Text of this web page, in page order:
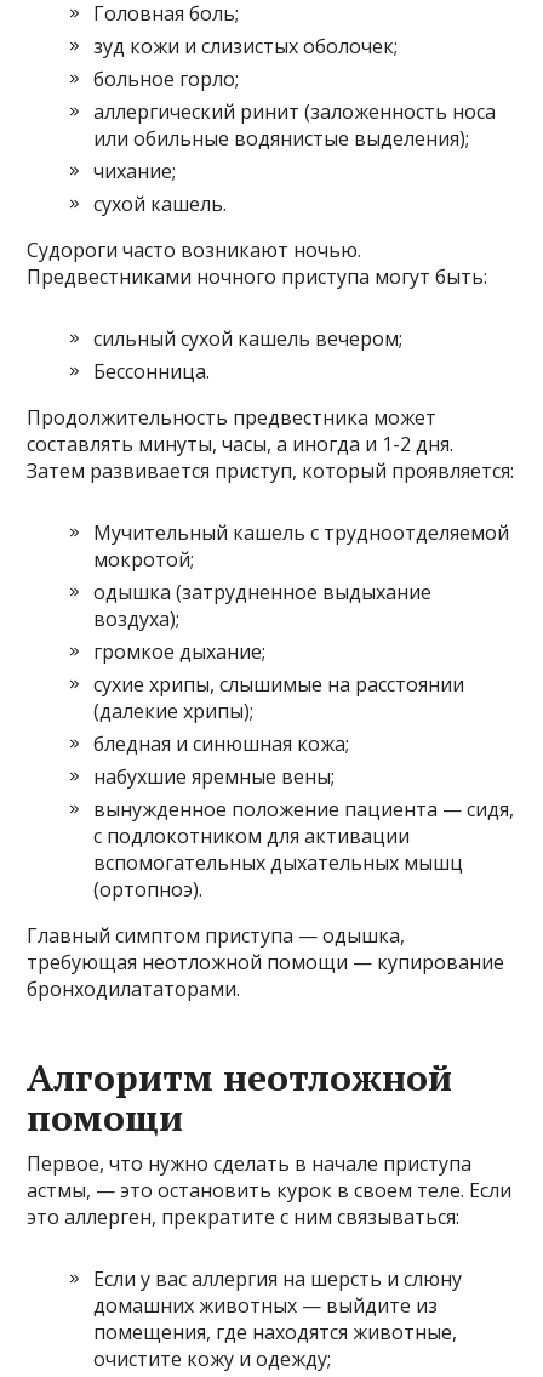
Головная боль;
зуд кожи и слизистых оболочек;
больное горло;
аллергический ринит (заложенность носа
или обильные водянистые выделения);
чихание;
сухой кашель.
Судороги часто возникают ночью.
Предвестниками ночного приступа могут быть:
сильный сухой кашель вечером;
Бессонница.
Продолжительность предвестника может
составлять минуты, часы, а иногда и 1-2 дня.
Затем развивается приступ, который проявляется:
Мучительный кашель с трудноотделяемой
мокротой;
одышка (затрудненное выдыхание
воздуха);
громкое дыхание;
сухие хрипы, слышимые на расстоянии
(далекие хрипы);
бледная и синюшная кожа;
набухшие яремные вены;
вынужденное положение пациента — сидя,
с подлокотником для активации
вспомогательных дыхательных мышц
(ортопноэ).
Главный симптом приступа — одышка,
требующая неотложной помощи — купирование
бронходилататорами.
Алгоритм неотложной
помощи
Первое, что нужно сделать в начале приступа
астмы, — это остановить курок в своем теле. Если
это аллерген, прекратите с ним связываться:
Если у вас аллергия на шерсть и слюну
домашних животных — выйдите из
помещения, где находятся животные,
очистите кожу и одежду;